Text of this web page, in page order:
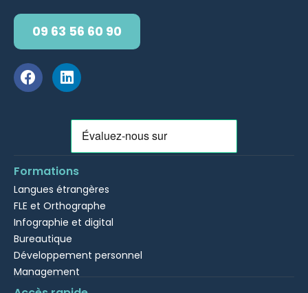
09 63 56 60 90
Formations
Langues étrangères
FLE et Orthographe
Infographie et digital
Bureautique
Développement personnel
Management